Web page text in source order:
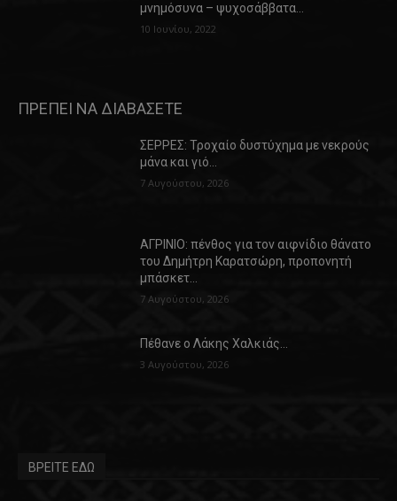
μνημόσυνα – ψυχοσάββατα…
10 Ιουνίου, 2022
ΠΡΕΠΕΙ ΝΑ ΔΙΑΒΑΣΕΤΕ
ΣΕΡΡΕΣ: Τροχαίο δυστύχημα με νεκρούς
μάνα και γιό…
7 Αυγούστου, 2026
ΑΓΡΙΝΙΟ: πένθος για τον αιφνίδιο θάνατο
του Δημήτρη Καρατσώρη, προπονητή
μπάσκετ…
7 Αυγούστου, 2026
Πέθανε ο Λάκης Χαλκιάς…
3 Αυγούστου, 2026
ΒΡΕΙΤΕ ΕΔΩ